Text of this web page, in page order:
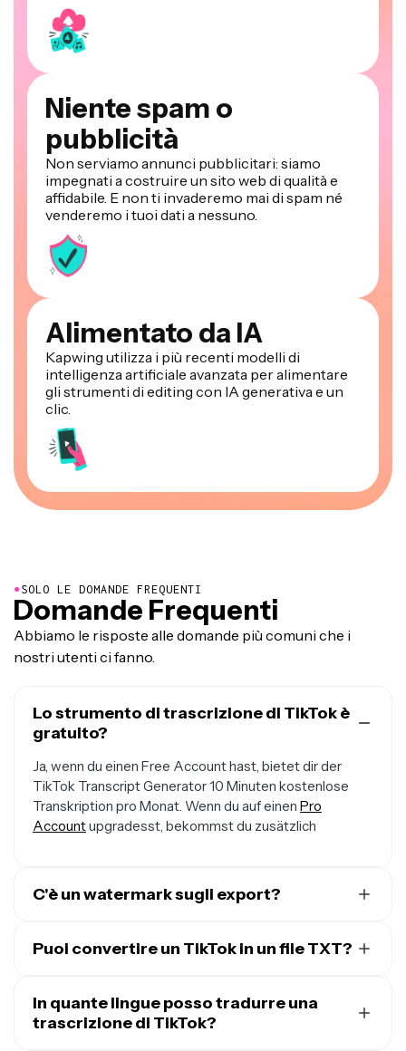
Niente spam o
pubblicità
Non serviamo annunci pubblicitari: siamo
impegnati a costruire un sito web di qualità e
affidabile. E non ti invaderemo mai di spam né
venderemo i tuoi dati a nessuno.
Alimentato da IA
Kapwing utilizza i più recenti modelli di
intelligenza artificiale avanzata per alimentare
gli strumenti di editing con IA generativa e un
clic.
●SOLO LE DOMANDE FREQUENTI
Domande Frequenti
Abbiamo le risposte alle domande più comuni che i
nostri utenti ci fanno.
Lo strumento di trascrizione di TikTok è
gratuito?
Ja, wenn du einen Free Account hast, bietet dir der
TikTok Transcript Generator 10 Minuten kostenlose
Transkription pro Monat. Wenn du auf einen Pro
Accountupgradesst, bekommst du zusätzlich
C'è un watermark sugli export?
nutzt, wird jeder Export — auch vom TikTok Transcript
Wasserzeichen von allen Videos entfernt, für die du
einen Transcript erstellst.
Puoi convertire un TikTok in un file TXT?
es dir, kostenlos eine TXT-Datei aus einem Video zu
generieren.
In quante lingue posso tradurre una
trascrizione di TikTok?